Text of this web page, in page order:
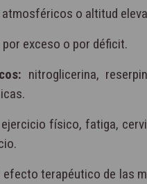
o altitud
por exceso o por déficit.
nitroglicerina,
ejercicio físico, fatiga,
efecto terapéutico de las